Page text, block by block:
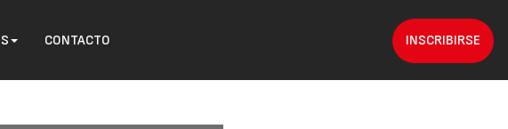
CONTACTO INSCRIBIRSE